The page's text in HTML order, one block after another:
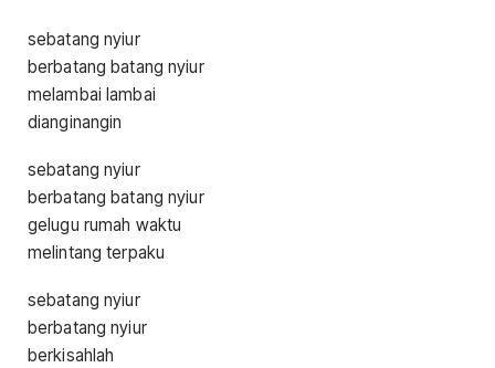
sebatang nyiur
berbatang batang nyiur
melambai lambai
dianginangin
sebatang nyiur
berbatang batang nyiur
gelugu rumah waktu
melintang terpaku
sebatang nyiur
berbatang nyiur
berkisahlah